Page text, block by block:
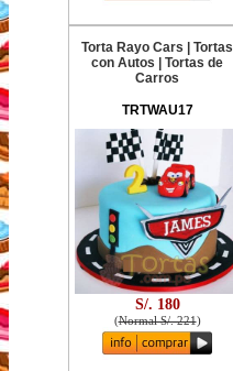
Torta Rayo Cars | Tortas
con Autos | Tortas de
Carros
TRTWAU17
S/. 180
(Normal S/. 221)